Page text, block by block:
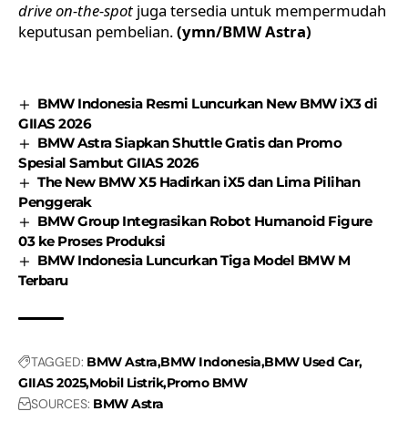
drive on-the-spot juga tersedia untuk mempermudah
keputusan pembelian.(ymn/BMW Astra)
BMW Indonesia Resmi Luncurkan New BMW iX3 di
GIIAS 2026
BMW Astra Siapkan Shuttle Gratis dan Promo
Spesial Sambut GIIAS 2026
The New BMW X5 Hadirkan iX5 dan Lima Pilihan
Penggerak
BMW Group Integrasikan Robot Humanoid Figure
03 ke Proses Produksi
BMW Indonesia Luncurkan Tiga Model BMW M
Terbaru
TAGGED: BMW Astra BMW Indonesia BMW Used Car
GIIAS 2025Mobil ListrikPromo BMW
SOURCES: BMW Astra